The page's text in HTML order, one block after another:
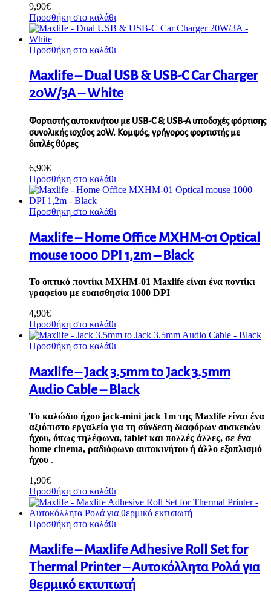
9,90€
Προσθήκη στο καλάθι
Προσθήκη στο καλάθι
Maxlife – Dual USB & USB-C Car Charger
20W/3A – White
Φορτιστής αυτοκινήτου με USB-C & USB-A υποδοχές φόρτισης
συνολικής ισχύος 20W. Κομψός, γρήγορος φορτιστής με
διπλές θύρες
6,90€
Προσθήκη στο καλάθι
Προσθήκη στο καλάθι
Maxlife – Home Office MXHM-01 Optical
mouse 1000 DPI 1,2m – Black
Το οπτικό ποντίκι MXHM-01 Maxlife είναι ένα ποντίκι
γραφείου με ευαισθησία 1000 DPI
4,90€
Προσθήκη στο καλάθι
Προσθήκη στο καλάθι
Maxlife – Jack 3.5mm to Jack 3.5mm
Audio Cable – Black
Το καλώδιο ήχου jack-mini jack 1m της Maxlife είναι ένα
αξιόπιστο εργαλείο για τη σύνδεση διαφόρων συσκευών
ήχου, όπως τηλέφωνα, tablet και πολλές άλλες, σε ένα
home cinema, ραδιόφωνο αυτοκινήτου ή άλλο εξοπλισμό
ήχου .
1,90€
Προσθήκη στο καλάθι
Προσθήκη στο καλάθι
Maxlife – Maxlife Adhesive Roll Set for
Thermal Printer – Αυτοκόλλητα Ρολά για
θερμικό εκτυπωτή